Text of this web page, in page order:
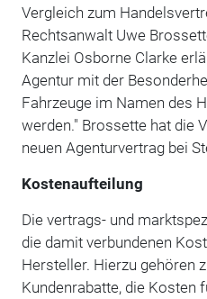
Vergleich zum
Rechtsanwalt Uwe
Kanzlei Osborne Clarke
Agentur mit der
Fahrzeuge im Namen des
werden." Brossette hat die
neuen Agenturvertrag bei
Kostenaufteilung
Die vertrags- und
die damit verbundenen
Hersteller. Hierzu gehören
Kundenrabatte, die Kosten